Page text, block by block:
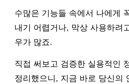
수많은 기능들 속에서 나에게
내기 어렵거나, 막상 사용하려
우가 많죠.
직접 써보고 검증한 실용적인
정리했으니, 지금 바로 당신의